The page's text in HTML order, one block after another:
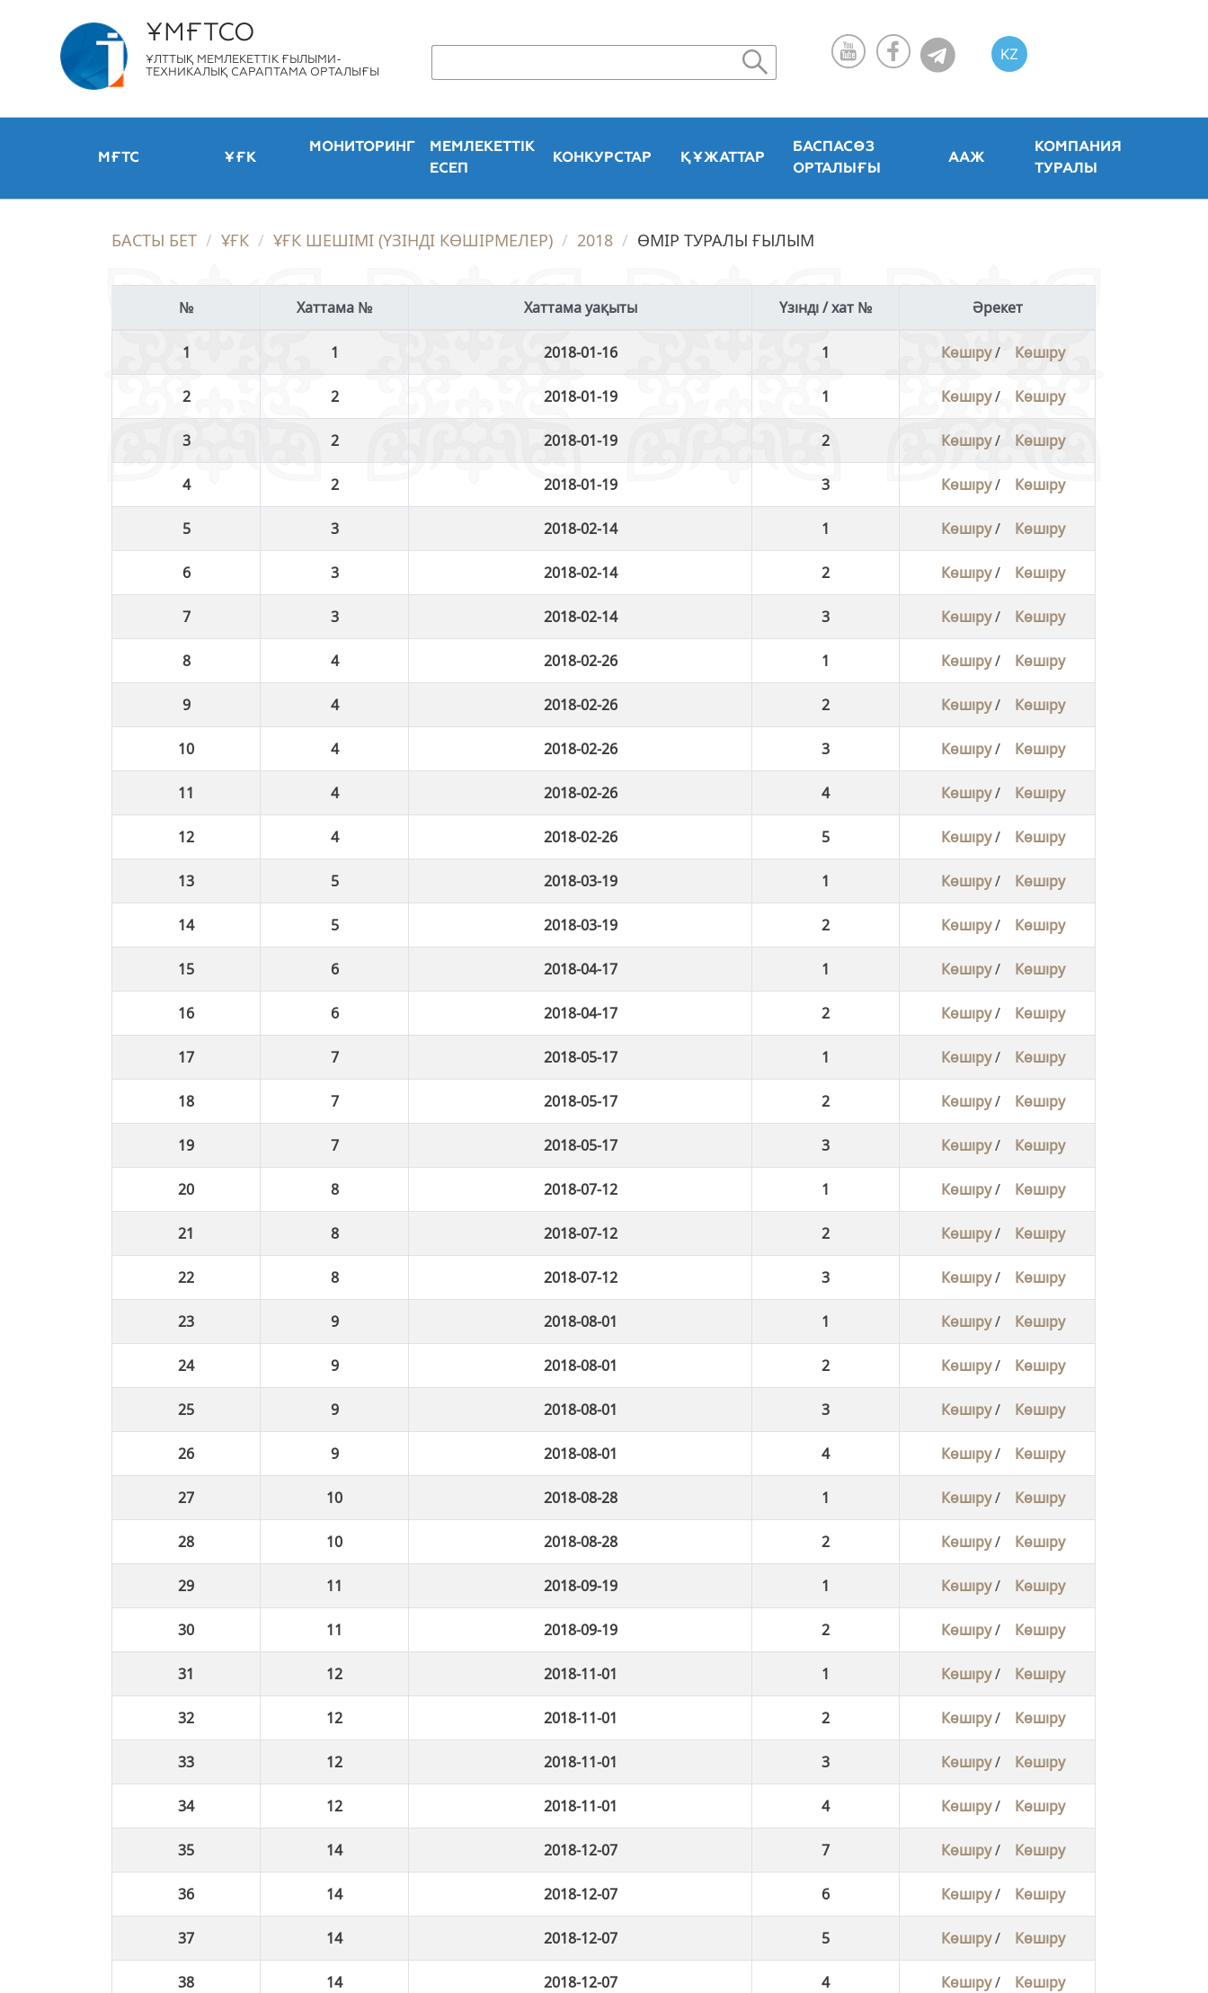
ҰМҒТСО
ҰЛТТЫҚ МЕМЛЕКЕТТІК ҒЫЛЫМИ-
ТЕХНИКАЛЫҚ САРАПТАМА ОРТАЛЫҒЫ
KZ
МҒТС ҰҒК
МОНИТОРИНГ
МЕМЛЕКЕТТІК
ЕСЕП
КОНКУРСТАР ҚҰЖАТТАР
БАСПАСӨЗ
ОРТАЛЫҒЫ
ААЖ
КОМПАНИЯ
ТУРАЛЫ
БАСТЫ БЕТ ҰҒК ҰҒК ШЕШІМІ (ҮЗІНДІ КӨШІРМЕЛЕР) 2018 ӨМІР ТУРАЛЫ ҒЫЛЫМ
Хаттама № Хаттама уақыты Үзінді / хат № Әрекет
1 2018-01-16 1 Көшіру/ Көшіру
2 2018-01-19 1 Көшіру/ Көшіру
2 2018-01-19 2 Көшіру/ Көшіру
2 2018-01-19 3 Көшіру/ Көшіру
3 2018-02-14 1 Көшіру/ Көшіру
3 2018-02-14 2 Көшіру/ Көшіру
3 2018-02-14 3 Көшіру/ Көшіру
4 2018-02-26 1 Көшіру/ Көшіру
4 2018-02-26 2 Көшіру/ Көшіру
4 2018-02-26 3 Көшіру/ Көшіру
4 2018-02-26 4 Көшіру/ Көшіру
4 2018-02-26 5 Көшіру/ Көшіру
5 2018-03-19 1 Көшіру/ Көшіру
5 2018-03-19 2 Көшіру/ Көшіру
6 2018-04-17 1 Көшіру/ Көшіру
6 2018-04-17 2 Көшіру/ Көшіру
7 2018-05-17 1 Көшіру/ Көшіру
7 2018-05-17 2 Көшіру/ Көшіру
7 2018-05-17 3 Көшіру/ Көшіру
8 2018-07-12 1 Көшіру/ Көшіру
8 2018-07-12 2 Көшіру/ Көшіру
8 2018-07-12 3 Көшіру/ Көшіру
9 2018-08-01 1 Көшіру/ Көшіру
9 2018-08-01 2 Көшіру/ Көшіру
9 2018-08-01 3 Көшіру/ Көшіру
9 2018-08-01 4 Көшіру/ Көшіру
10 2018-08-28 1 Көшіру/ Көшіру
10 2018-08-28 2 Көшіру/ Көшіру
11 2018-09-19 1 Көшіру/ Көшіру
11 2018-09-19 2 Көшіру/ Көшіру
12 2018-11-01 1 Көшіру/ Көшіру
12 2018-11-01 2 Көшіру/ Көшіру
12 2018-11-01 3 Көшіру/ Көшіру
12 2018-11-01 4 Көшіру/ Көшіру
14 2018-12-07 7 Көшіру/ Көшіру
14 2018-12-07 6 Көшіру/ Көшіру
14 2018-12-07 5 Көшіру/ Көшіру
14 2018-12-07 4 Көшіру/ Көшіру